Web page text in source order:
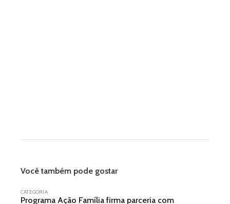
Você também pode gostar
CATEGORIA
Programa Ação Família firma parceria com